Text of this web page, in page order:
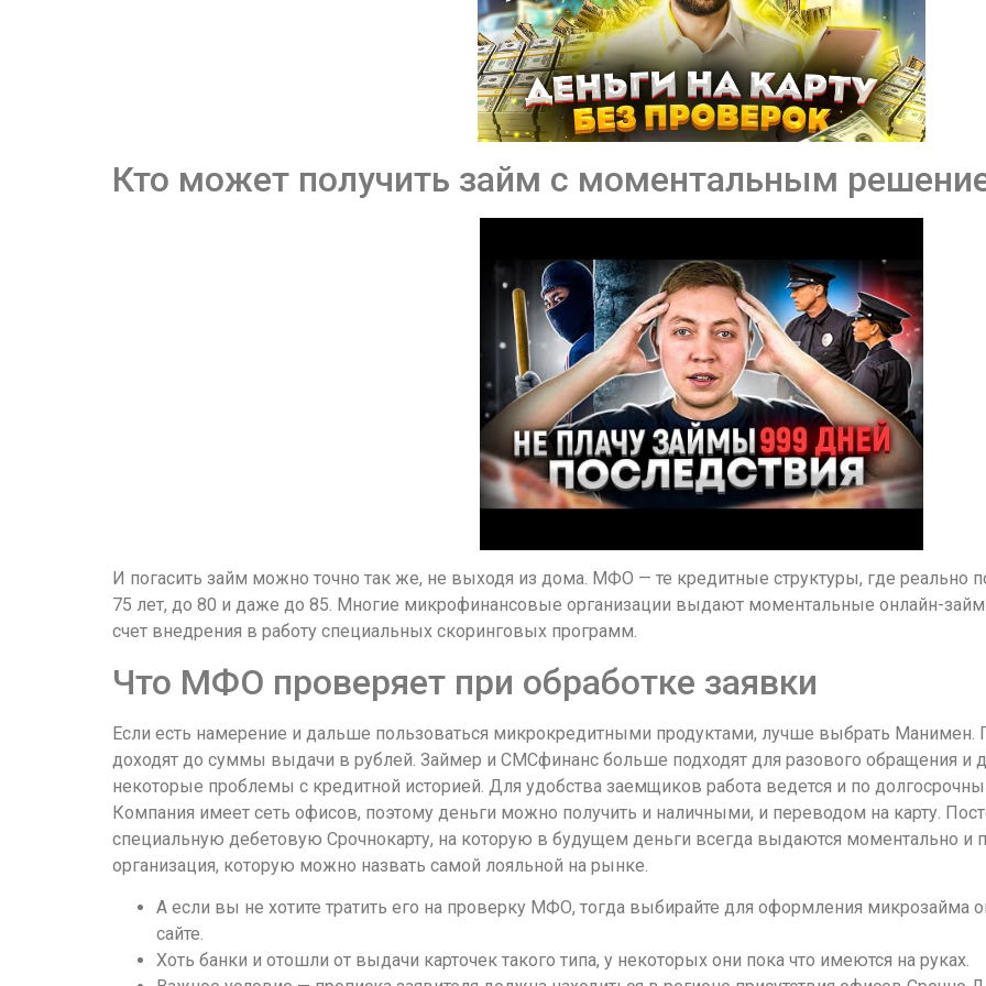
Кто может получить займ с моментальным
И погасить займ можно точно так же, не выходя из дома. МФО — те кредитные структуры, где реально
75 лет, до 80 и даже до 85. Многие микрофинансовые организации выдают моментальные онлайн-займы
счет внедрения в работу специальных скоринговых программ.
Что МФО проверяет при обработке заявки
Если есть намерение и дальше пользоваться микрокредитными продуктами, лучше выбрать Манимен.
доходят до суммы выдачи в рублей. Займер и СМСфинанс больше подходят для разового обращения и
некоторые проблемы с кредитной историей. Для удобства заемщиков работа ведется и по
Компания имеет сеть офисов, поэтому деньги можно получить и наличными, и переводом на карту.
специальную дебетовую Срочнокарту, на которую в будущем деньги всегда выдаются моментально и
организация, которую можно назвать самой лояльной на рынке.
А если вы не хотите тратить его на проверку МФО, тогда выбирайте для оформления микрозайма
сайте.
Хоть банки и отошли от выдачи карточек такого типа, у некоторых они пока что имеются на руках.